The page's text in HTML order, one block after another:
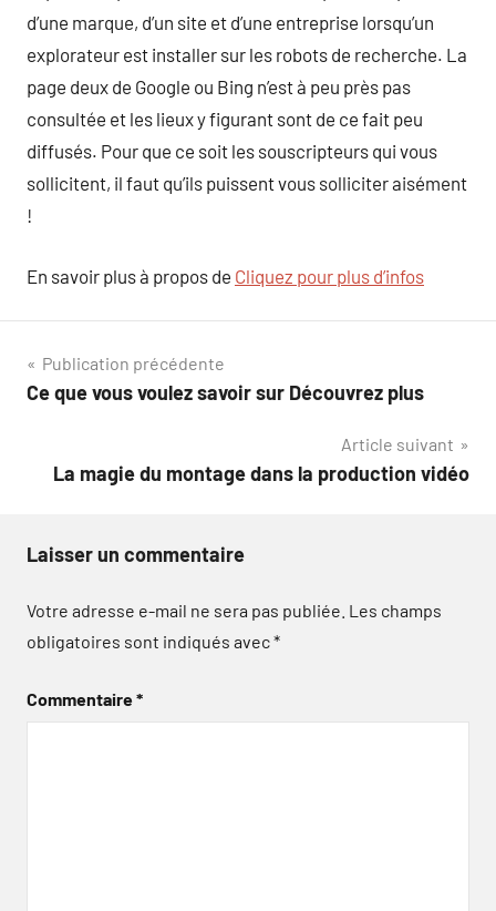
d’une marque, d’un site et d’une entreprise lorsqu’un
explorateur est installer sur les robots de recherche. La
page deux de Google ou Bing n’est à peu près pas
consultée et les lieux y figurant sont de ce fait peu
diffusés. Pour que ce soit les souscripteurs qui vous
sollicitent, il faut qu’ils puissent vous solliciter aisément
!
En savoir plus à propos de Cliquez pour plus d’infos
Navigation
de
Publication précédente
Ce que vous voulez savoir sur Découvrez plus
Article suivant
La magie du montage dans la production vidéo
Laisser un commentaire
Votre adresse e-mail ne sera pas publiée. Les champs
obligatoires sont indiqués avec*
Commentaire*